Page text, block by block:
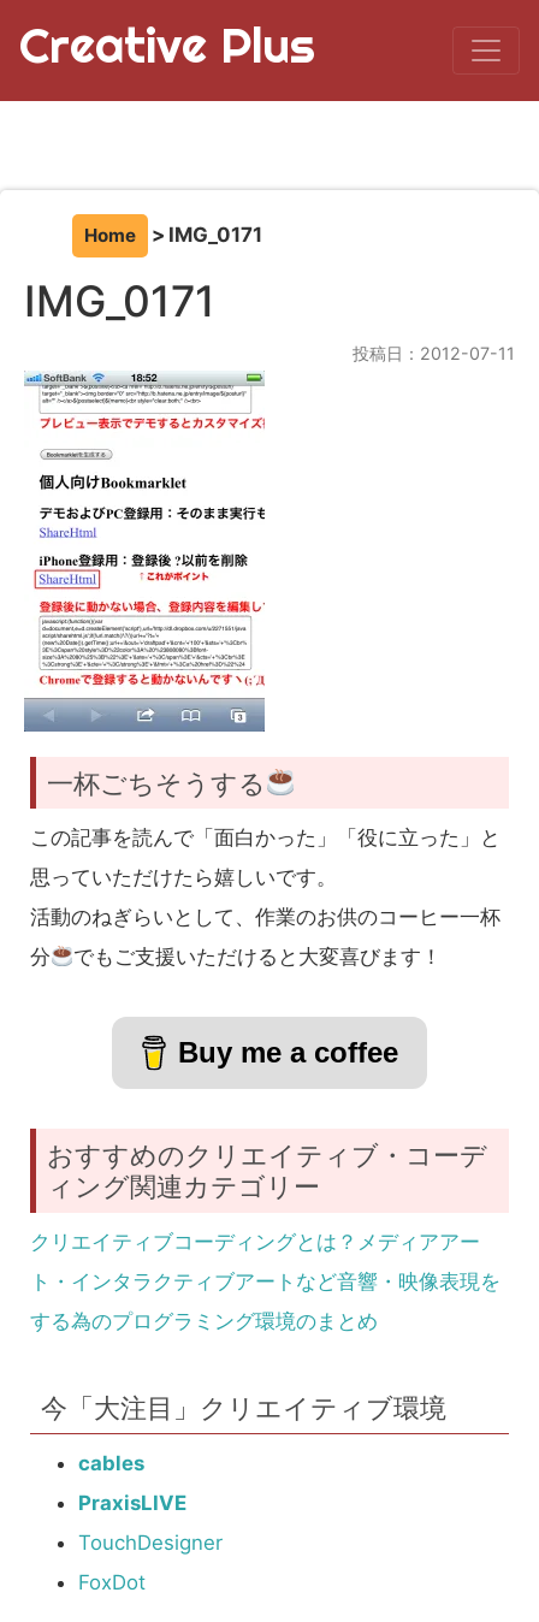
Creative Plus
Home IMG_0171
IMG_0171
投稿日：2012-07-11
一杯ごちそうする
この記事を読んで「面白かった」「役に立った」と
思っていただけたら嬉しいです。
活動のねぎらいとして、作業のお供のコーヒー一杯
分
でもご支援いただけると大変喜びます！
Buy me a coffee
おすすめのクリエイティブ・コーデ
ィング関連カテゴリー
クリエイティブコーディングとは？メディアアー
ト・インタラクティブアートなど音響・映像表現を
する為のプログラミング環境のまとめ
今「大注目」クリエイティブ環境
cables
PraxisLIVE
TouchDesigner
FoxDot